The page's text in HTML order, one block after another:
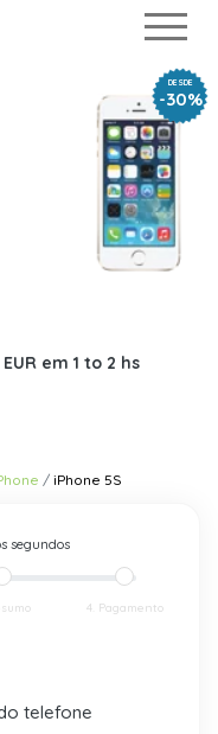
DESDE
-30%
em 1 to 2 hs
iPhone 5S
segundos
4. Pagamento
telefone